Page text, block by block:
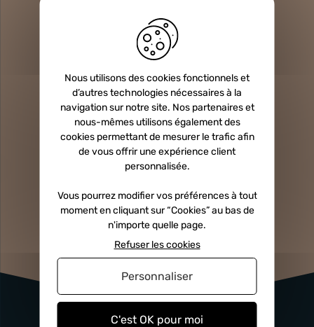
Newsletter
Inscrivez-vous et recevez nos offres et
promotions par e-mail
Nous suivre
Sur les réseaux
Nous utilisons des cookies fonctionnels et
d’autres technologies nécessaires à la
navigation sur notre site. Nos partenaires et
nous-mêmes utilisons également des
cookies permettant de mesurer le trafic afin
de vous offrir une expérience client
personnalisée.
Vous pourrez modifier vos préférences à tout
moment en cliquant sur “Cookies” au bas de
n'importe quelle page.
C'est OK pour moi
Refuser les cookies
Personnaliser